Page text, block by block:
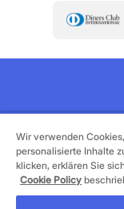
Via Canova 16,
Legales
Wir verwenden
personalisierte Inhalte
klicken, erklären Sie
Cookie Policy